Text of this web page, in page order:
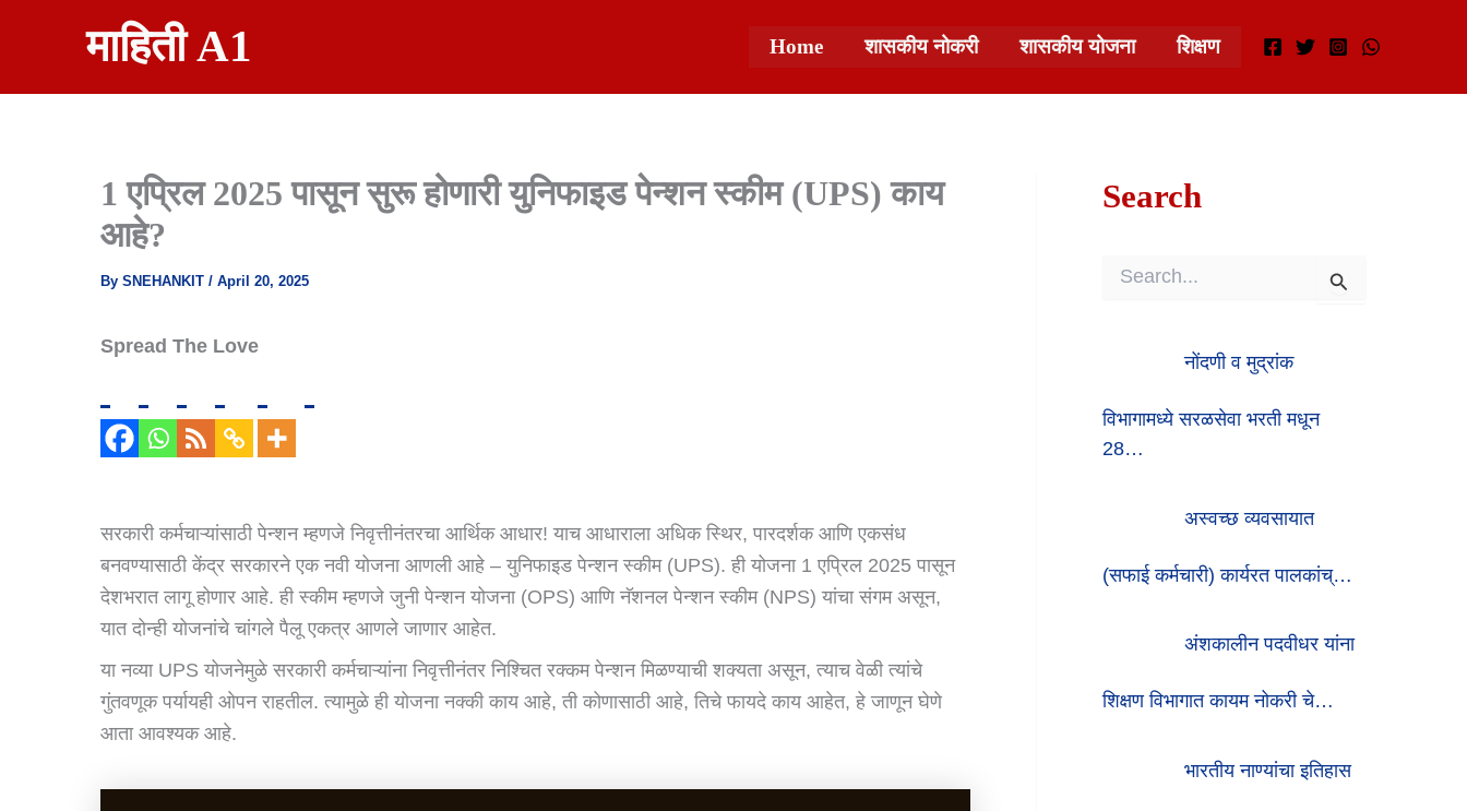
माहिती A1 Home शासकीय नोकरी शासकीय योजना शिक्षण
1 एप्रिल 2025 पासून सुरू होणारी युनिफाइड पेन्शन स्कीम (UPS) काय
आहे?
By SNEHANKIT / April 20, 2025
Spread The Love
सरकारी कर्मचाऱ्यांसाठी पेन्शन म्हणजे निवृत्तीनंतरचा आर्थिक आधार! याच आधाराला अधिक स्थिर, पारदर्शक आणि एकसंध
बनवण्यासाठी केंद्र सरकारने एक नवी योजना आणली आहे – युनिफाइड पेन्शन स्कीम (UPS). ही योजना 1 एप्रिल 2025 पासून
देशभरात लागू होणार आहे. ही स्कीम म्हणजे जुनी पेन्शन योजना (OPS) आणि नॅशनल पेन्शन स्कीम (NPS) यांचा संगम असून,
यात दोन्ही योजनांचे चांगले पैलू एकत्र आणले जाणार आहेत.
या नव्या UPS योजनेमुळे सरकारी कर्मचाऱ्यांना निवृत्तीनंतर निश्चित रक्कम पेन्शन मिळण्याची शक्यता असून, त्याच वेळी त्यांचे
गुंतवणूक पर्यायही ओपन राहतील. त्यामुळे ही योजना नक्की काय आहे, ती कोणासाठी आहे, तिचे फायदे काय आहेत, हे जाणून घेणे
आता आवश्यक आहे.
Search
F
O
R
नोंदणी व मुद्रांक
विभागामध्ये सरळसेवा भरती मधून
28…
अस्वच्छ व्यवसायात
(सफाई कर्मचारी) कार्यरत पालकांच्…
अंशकालीन पदवीधर यांना
शिक्षण विभागात कायम नोकरी चे…
भारतीय नाण्यांचा इतिहास